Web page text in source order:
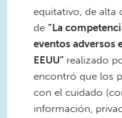
equitativo, de alta
de ”La
eventos adversos
EEUU” realizado
encontró que los
con el cuidado
información,